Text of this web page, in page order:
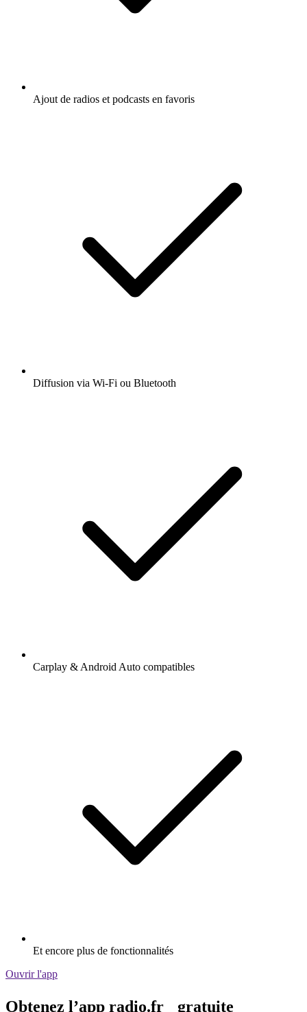
Ajout de radios et podcasts en favoris
Diffusion via Wi-Fi ou Bluetooth
Carplay & Android Auto compatibles
Et encore plus de fonctionnalités
Ouvrir l'app
Obtenez l’app radio.fr gratuite